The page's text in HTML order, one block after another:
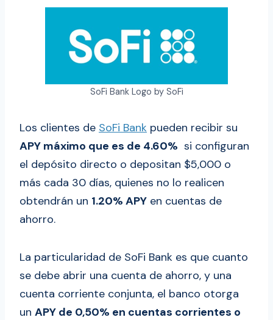
SoFi Bank Logo by SoFi
Los clientes de SoFi Bank pueden recibir su
APY máximo que es de 4.60% si configuran
el depósito directo o depositan $5,000 o
más cada 30 días, quienes no lo realicen
obtendrán un 1.20% APY en cuentas de
ahorro.
La particularidad de SoFi Bank es que cuanto
se debe abrir una cuenta de ahorro, y una
cuenta corriente conjunta, el banco otorga
un APY de 0,50% en cuentas corrientes o